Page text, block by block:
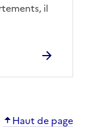
il
Haut de page